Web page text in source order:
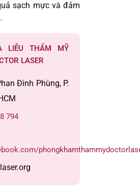
sạch mực và đảm
LIỄU THẨM MỸ
LASER
Đình Phùng, P.
794